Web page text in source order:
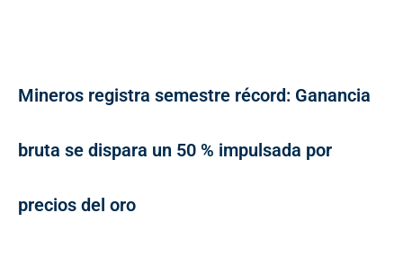
Mineros registra semestre récord: Ganancia
bruta se dispara un 50 % impulsada por
precios del oro